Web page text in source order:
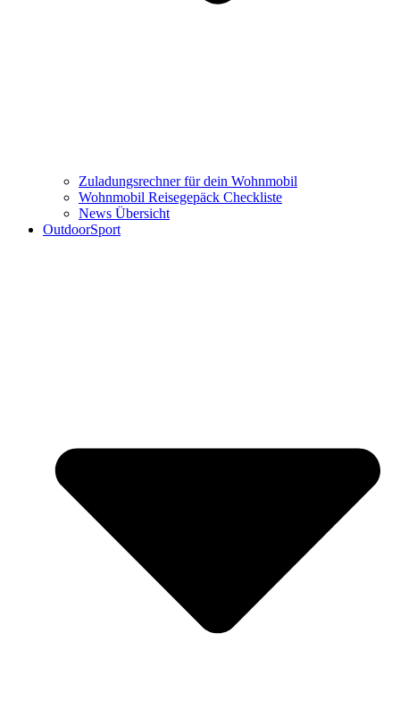
Zuladungsrechner für dein Wohnmobil
Wohnmobil Reisegepäck Checkliste
News Übersicht
OutdoorSport